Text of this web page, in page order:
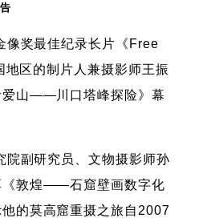
像奖最佳纪录长片《Free
区的制片人兼摄影师王振
爱山——川口塔峰探险》幕
院副研究员、文物摄影师孙
《敦煌——石窟壁画数字化
的莫高窟重摄之旅自2007